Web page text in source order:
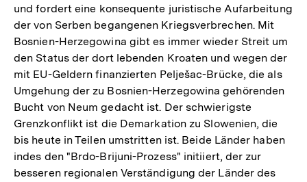
und fordert eine konsequente juristische Aufarbeitung
der von Serben begangenen Kriegsverbrechen. Mit
Bosnien-Herzegowina gibt es immer wieder Streit um
den Status der dort lebenden Kroaten und wegen der
mit EU-Geldern finanzierten Pelješac-Brücke, die als
Umgehung der zu Bosnien-Herzegowina gehörenden
Bucht von Neum gedacht ist. Der schwierigste
Grenzkonflikt ist die Demarkation zu Slowenien, die
bis heute in Teilen umstritten ist. Beide Länder haben
indes den "Brdo-Brijuni-Prozess" initiiert, der zur
besseren regionalen Verständigung der Länder des